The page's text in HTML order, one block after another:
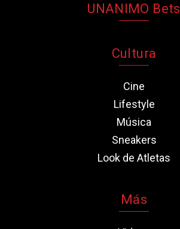
UNANIMO Bets
Cultura
Cine
Lifestyle
Música
Sneakers
Look de Atletas
Más